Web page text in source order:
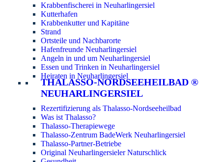
Krabbenfischerei in Neuharlingersiel
Kutterhafen
Krabbenkutter und Kapitäne
Strand
Ortsteile und Nachbarorte
Hafenfreunde Neuharlingersiel
Angeln in und um Neuharlingersiel
Essen und Trinken in Neuharlingersiel
Heiraten in Neuharlingersiel
THALASSO-NORDSEEHEILBAD ®
NEUHARLINGERSIEL
Rezertifizierung als Thalasso-Nordseeheilbad
Was ist Thalasso?
Thalasso-Therapiewege
Thalasso-Zentrum BadeWerk Neuharlingersiel
Thalasso-Partner-Betriebe
Original Neuharlingersieler Naturschlick